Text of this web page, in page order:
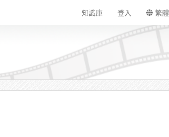
知識庫 登入 繁體